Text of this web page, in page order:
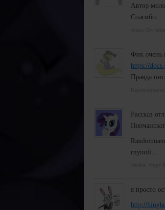
Автор
Спасибо.
Фик очень
https://
Правда
Рассказ
глупой...
я просто
http://